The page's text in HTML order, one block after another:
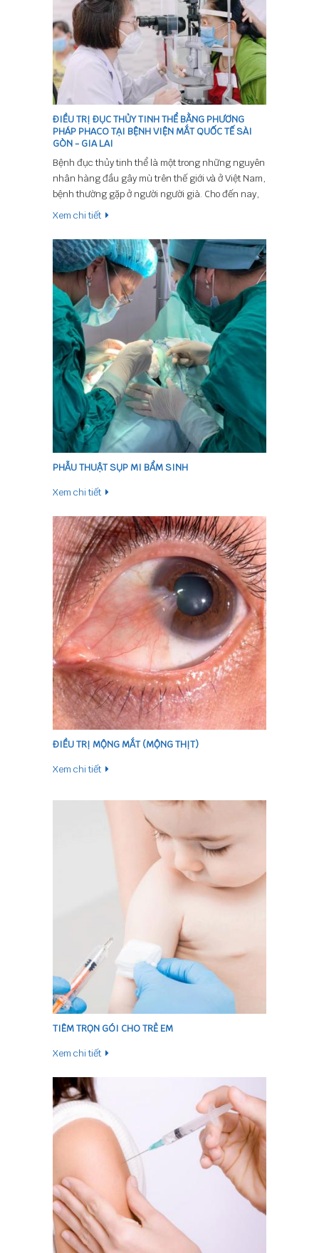
ĐIỀU TRỊ ĐỤC THỦY TINH THỂ BẰNG PHƯƠNG
PHÁP PHACO TẠI BỆNH VIỆN MẮT QUỐC TẾ SÀI
GÒN - GIA LAI
Bệnh đục thủy tinh thể là một trong những nguyên
nhân hàng đầu gây mù trên thế giới và ở Việt Nam,
bệnh thường gặp ở người người già. Cho đến nay,
chưa có loại thuốc nào có thể điều trị được đục
thuật được áp dụng phổ biến nhất trên toàn thế
giới trong điều trị đục thủy tinh thể. Hằng năm, ở
nước ta có khoảng 300 000 mắt được phẫu thuật
bằng phương pháp này.
Xem chi tiết
PHẪU THUẬT SỤP MI BẨM SINH
Xem chi tiết
ĐIỀU TRỊ MỘNG MẮT (MỘNG THỊT)
Xem chi tiết
TIÊM TRỌN GÓI CHO TRẺ EM
Xem chi tiết